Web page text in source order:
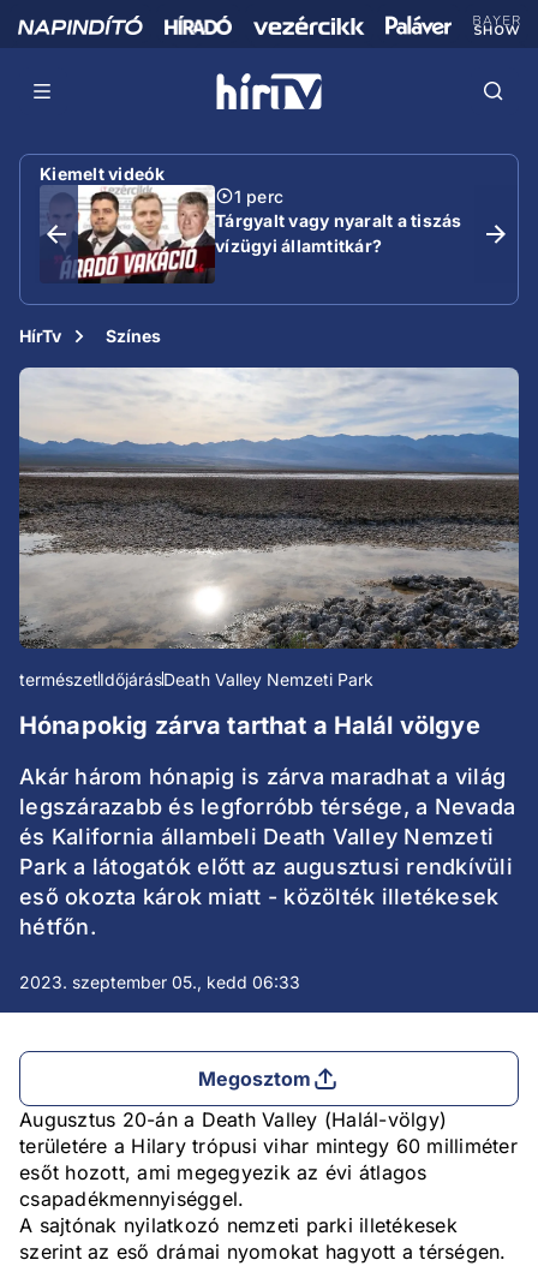
Kiemelt videók
1 perc
Tárgyalt vagy nyaralt a tiszás
vízügyi államtitkár?
HírTv Színes
természetIdőjárásDeath Valley Nemzeti Park
Hónapokig zárva tarthat a Halál völgye
Akár három hónapig is zárva maradhat a világ
legszárazabb és legforróbb térsége, a Nevada
és Kalifornia állambeli Death Valley Nemzeti
Park a látogatók előtt az augusztusi rendkívüli
eső okozta károk miatt - közölték illetékesek
hétfőn.
2023. szeptember 05., kedd 06:33
Megosztom
Augusztus 20-án a Death Valley (Halál-völgy)
területére a Hilary trópusi vihar mintegy 60 milliméter
esőt hozott, ami megegyezik az évi átlagos
csapadékmennyiséggel.
A sajtónak nyilatkozó nemzeti parki illetékesek
szerint az eső drámai nyomokat hagyott a térségen.